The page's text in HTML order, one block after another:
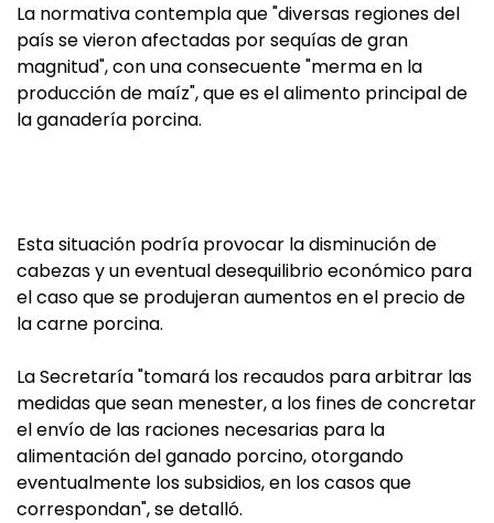
La normativa contempla que "diversas regiones del
país se vieron afectadas por sequías de gran
magnitud", con una consecuente "merma en la
producción de maíz", que es el alimento principal de
la ganadería porcina.
Esta situación podría provocar la disminución de
cabezas y un eventual desequilibrio económico para
el caso que se produjeran aumentos en el precio de
la carne porcina.
La Secretaría "tomará los recaudos para arbitrar las
medidas que sean menester, a los fines de concretar
el envío de las raciones necesarias para la
alimentación del ganado porcino, otorgando
eventualmente los subsidios, en los casos que
correspondan", se detalló.